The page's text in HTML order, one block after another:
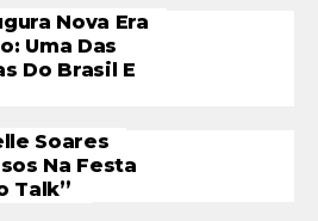
Nova Era
Uma Das
Do Brasil E
Soares
Na Festa
Talk”